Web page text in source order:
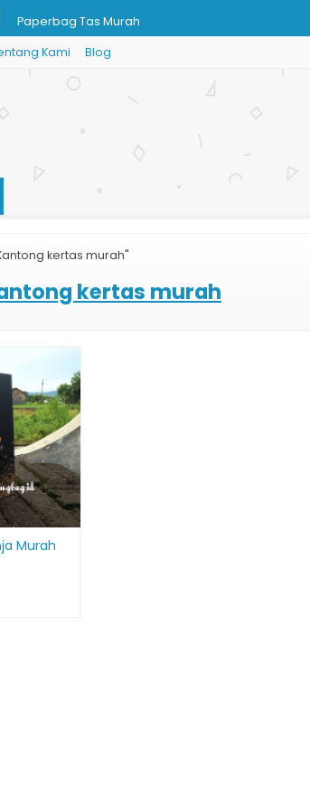
Paperbag Tas Murah
Tas Bingkisan Kertas
Cetak Paper Bag Skin Care
Custom Paper Shopping Bag Murah
Kami Blog
kertas murah"
kertas murah
Murah